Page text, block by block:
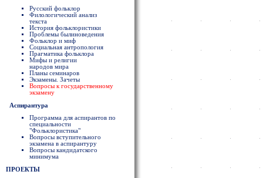
Русский фольклор
Филологический анализ
текста
История фольклористики
Проблемы былиноведения
Фольклор и миф
Социальная антропология
Прагматика фольклора
Мифы и религии
народов мира
Планы семинаров
Экзамены. Зачеты
Вопросы к государственному
экзамену
Аспирантура
Программа для аспирантов по
специальности
"Фольклористика"
Вопросы вступительного
экзамена в аспирантуру
Вопросы кандидатского
минимума
ПРОЕКТЫ